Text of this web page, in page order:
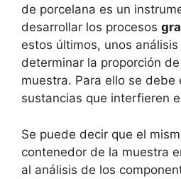
de porcelana es un
desarrollar los procesos
estos últimos, unos
determinar la proporción
muestra. Para ello se debe
sustancias que interfieren
Se puede decir que el
contenedor de la muestra
al análisis de los